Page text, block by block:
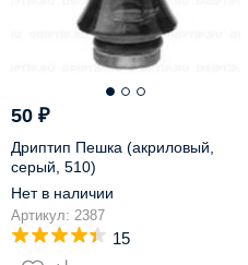
50 ₽
Дриптип Пешка (акриловый,
серый, 510)
Нет в наличии
Артикул: 2387
15